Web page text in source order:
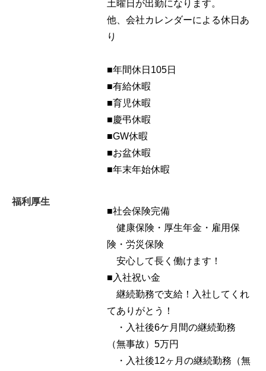
土曜日が出勤になります。
他、会社カレンダーによる休日あ
り
■年間休日105日
■有給休暇
■育児休暇
■慶弔休暇
■GW休暇
■お盆休暇
■年末年始休暇
福利厚生
■社会保険完備
健康保険・厚生年金・雇用保
険・労災保険
安心して長く働けます！
■入社祝い金
継続勤務で支給！入社してくれ
てありがとう！
・入社後6ケ月間の継続勤務
（無事故）5万円
・入社後12ヶ月の継続勤務（無